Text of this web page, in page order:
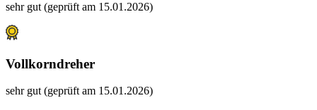
sehr gut (geprüft am 15.01.2026)
Vollkorndreher
sehr gut (geprüft am 15.01.2026)